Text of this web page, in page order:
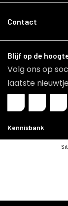
Contact
Blijf op de
Volg ons op
laatste
Kennisbank